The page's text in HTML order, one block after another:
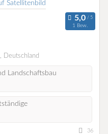
1 Bew.
Deutschland
Landschaftsbau
36